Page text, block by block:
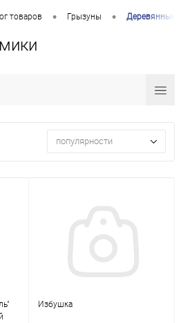
товаров • Грызуны • Деревянные
популярности
Избушка